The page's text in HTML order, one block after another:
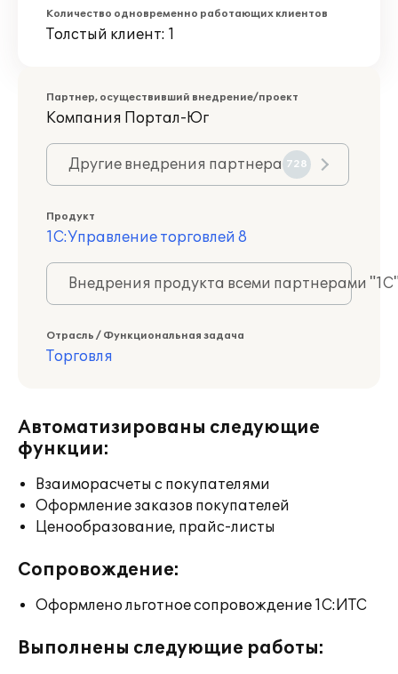
Количество одновременно работающих клиентов
Толстый клиент: 1
Партнер, осуществивший внедрение/проект
Компания Портал-Юг
Другие внедрения партнера 728
Продукт
1С:Управление торговлей 8
Внедрения продукта всеми партнерами
Отрасль / Функциональная задача
Торговля
Автоматизированы следующие
функции:
Взаиморасчеты с покупателями
Оформление заказов покупателей
Ценообразование, прайс-листы
Сопровождение:
Оформлено льготное сопровождение 1С:ИТС
Выполнены следующие работы: